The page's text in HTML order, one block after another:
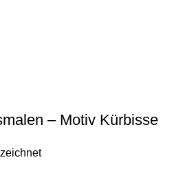
– Motiv Kürbisse